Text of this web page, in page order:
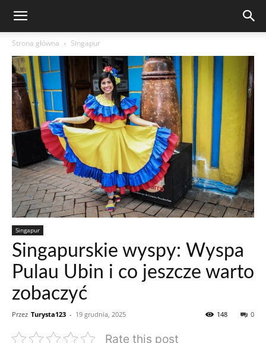
Strona główna Singapur
Singapur
Singapurskie wyspy: Wyspa
Pulau Ubin i co jeszcze warto
zobaczyć
Przez Turysta123 - 19 grudnia, 2025 0
148
Rate this post